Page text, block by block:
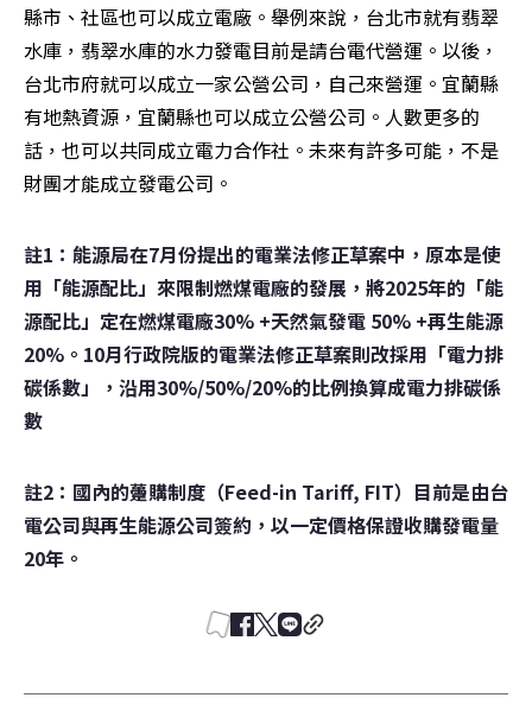
縣市、社區也可以成立電廠。舉例來說，台北市就有翡翠
水庫，翡翠水庫的水力發電目前是請台電代營運。以後，
台北市府就可以成立一家公營公司，自己來營運。宜蘭縣
有地熱資源，宜蘭縣也可以成立公營公司。人數更多的
話，也可以共同成立電力合作社。未來有許多可能，不是
財團才能成立發電公司。
註1：能源局在7月份提出的電業法修正草案中，原本是使
用「能源配比」來限制燃煤電廠的發展，將2025年的「能
源配比」定在燃煤電廠30% +天然氣發電 50% +再生能源
20%。10月行政院版的電業法修正草案則改採用「電力排
碳係數」，沿用30%/50%/20%的比例換算成電力排碳係
數
註2：國內的躉購制度（Feed-in Tariff, FIT）目前是由台
電公司與再生能源公司簽約，以一定價格保證收購發電量
20年。